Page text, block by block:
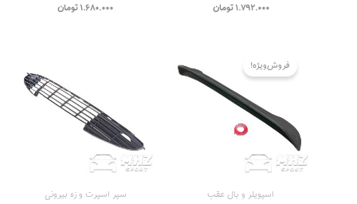
1.792.000 تومان 1.680.000تومان
فروش‌ویژه!
اسپویلر و بال عقب
4.850.000 تومان
است.
سپر اسپرت و زه بيرونی